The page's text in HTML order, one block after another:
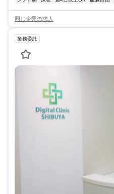
同じ企業の求人
業務委託